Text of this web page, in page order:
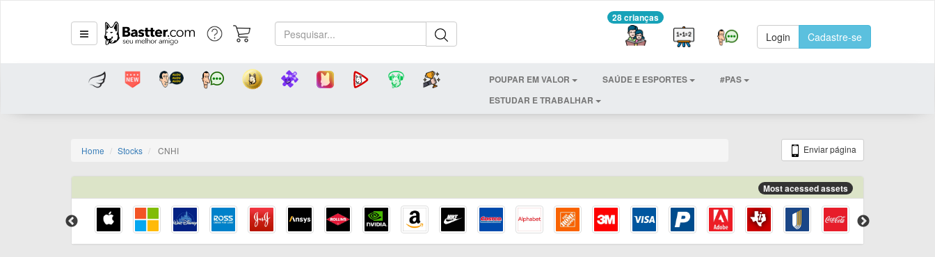
28 crianças
Login Cadastre-se
POUPAR EM VALOR SAÚDE E ESPORTES
#PAS
ESTUDAR E TRABALHAR
Home Stocks CNHI Enviar página
Most acessed assets